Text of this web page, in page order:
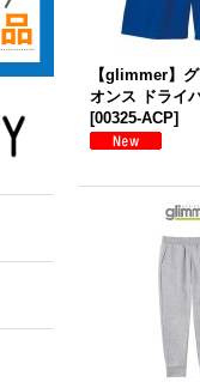
【glimmer】
オンス ドライ
[00325-ACP]